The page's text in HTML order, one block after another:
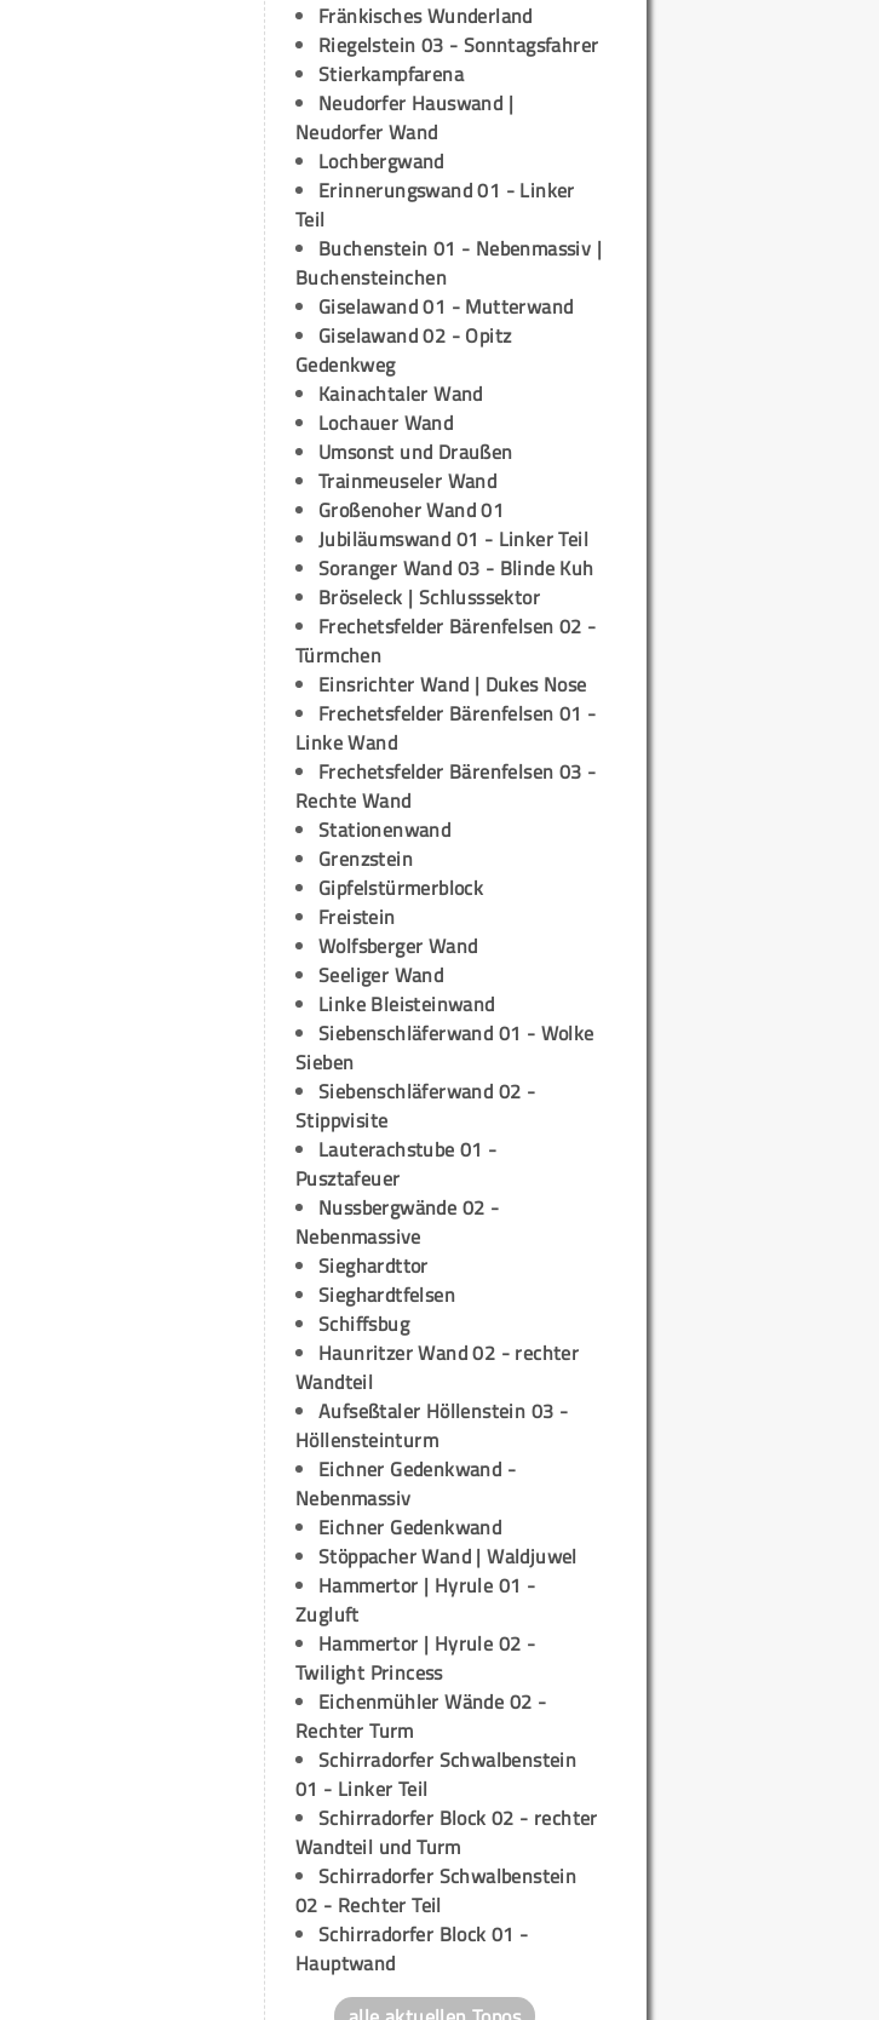
Fränkisches Wunderland
Riegelstein 03 - Sonntagsfahrer
Stierkampfarena
Neudorfer Hauswand |
Neudorfer Wand
Lochbergwand
Erinnerungswand 01 - Linker
Teil
Buchenstein 01 - Nebenmassiv |
Buchensteinchen
Giselawand 01 - Mutterwand
Giselawand 02 - Opitz
Gedenkweg
Kainachtaler Wand
Lochauer Wand
Umsonst und Draußen
Trainmeuseler Wand
Großenoher Wand 01
Jubiläumswand 01 - Linker Teil
Soranger Wand 03 - Blinde Kuh
Bröseleck | Schlusssektor
Frechetsfelder Bärenfelsen 02 -
Türmchen
Einsrichter Wand | Dukes Nose
Frechetsfelder Bärenfelsen 01 -
Linke Wand
Frechetsfelder Bärenfelsen 03 -
Rechte Wand
Stationenwand
Grenzstein
Gipfelstürmerblock
Freistein
Wolfsberger Wand
Seeliger Wand
Linke Bleisteinwand
Siebenschläferwand 01 - Wolke
Sieben
Siebenschläferwand 02 -
Stippvisite
Lauterachstube 01 -
Pusztafeuer
Nussbergwände 02 -
Nebenmassive
Sieghardttor
Sieghardtfelsen
Schiffsbug
Haunritzer Wand 02 - rechter
Wandteil
Aufseßtaler Höllenstein 03 -
Höllensteinturm
Eichner Gedenkwand -
Nebenmassiv
Eichner Gedenkwand
Stöppacher Wand | Waldjuwel
Hammertor | Hyrule 01 -
Zugluft
Hammertor | Hyrule 02 -
Twilight Princess
Eichenmühler Wände 02 -
Rechter Turm
Schirradorfer Schwalbenstein
01 - Linker Teil
Schirradorfer Block 02 - rechter
Wandteil und Turm
Schirradorfer Schwalbenstein
02 - Rechter Teil
Schirradorfer Block 01 -
Hauptwand